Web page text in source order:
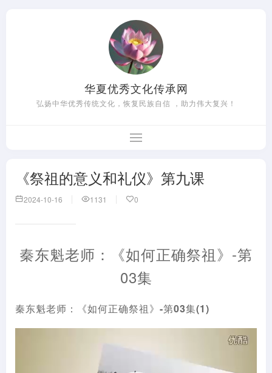
华夏优秀文化传承网
弘扬中华优秀传统文化，恢复民族自信 ，助力伟大复兴！
《祭祖的意义和礼仪》第九课
2024-10-16 1131 0
秦东魁老师：《如何正确祭祖》-第
03集
秦东魁老师：《如何正确祭祖》-第03集(1)